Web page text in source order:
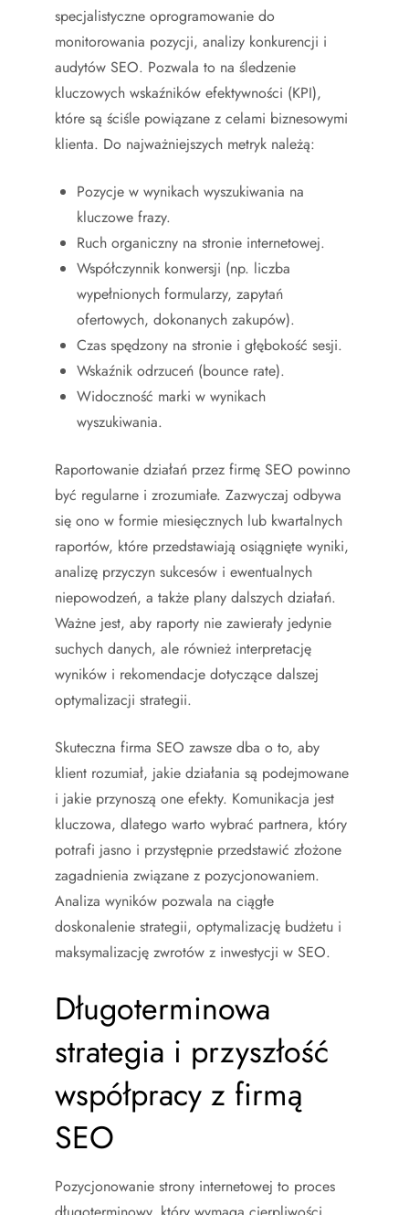
specjalistyczne oprogramowanie do
monitorowania pozycji, analizy konkurencji i
audytów SEO. Pozwala to na śledzenie
kluczowych wskaźników efektywności (KPI),
które są ściśle powiązane z celami biznesowymi
klienta. Do najważniejszych metryk należą:
Pozycje w wynikach wyszukiwania na
kluczowe frazy.
Ruch organiczny na stronie internetowej.
Współczynnik konwersji (np. liczba
wypełnionych formularzy, zapytań
ofertowych, dokonanych zakupów).
Czas spędzony na stronie i głębokość sesji.
Wskaźnik odrzuceń (bounce rate).
Widoczność marki w wynikach
wyszukiwania.
Raportowanie działań przez firmę SEO powinno
być regularne i zrozumiałe. Zazwyczaj odbywa
się ono w formie miesięcznych lub kwartalnych
raportów, które przedstawiają osiągnięte wyniki,
analizę przyczyn sukcesów i ewentualnych
niepowodzeń, a także plany dalszych działań.
Ważne jest, aby raporty nie zawierały jedynie
suchych danych, ale również interpretację
wyników i rekomendacje dotyczące dalszej
optymalizacji strategii.
Skuteczna firma SEO zawsze dba o to, aby
klient rozumiał, jakie działania są podejmowane
i jakie przynoszą one efekty. Komunikacja jest
kluczowa, dlatego warto wybrać partnera, który
potrafi jasno i przystępnie przedstawić złożone
zagadnienia związane z pozycjonowaniem.
Analiza wyników pozwala na ciągłe
doskonalenie strategii, optymalizację budżetu i
maksymalizację zwrotów z inwestycji w SEO.
Długoterminowa
strategia i przyszłość
współpracy z firmą
SEO
Pozycjonowanie strony internetowej to proces